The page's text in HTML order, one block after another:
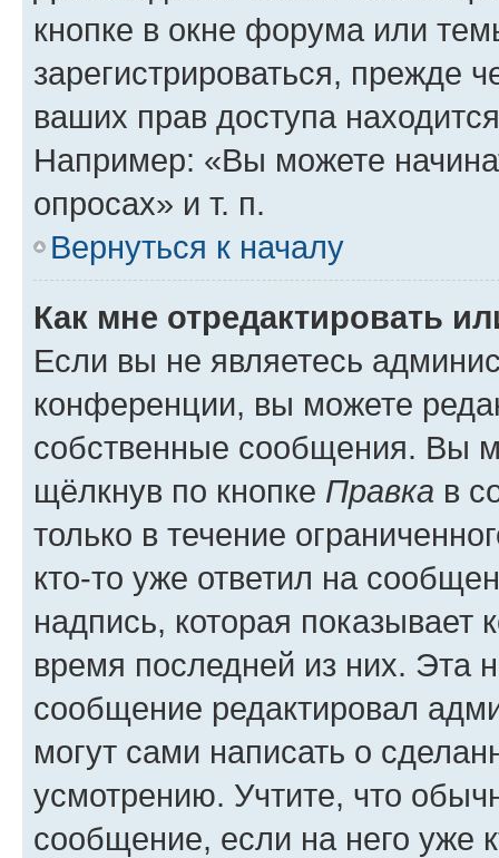
кнопке в окне форума или
зарегистрироваться, прежде
ваших прав доступа
Например: «Вы можете
опросах» и т. п.
Вернуться к началу
Как мне отредактировать
Если вы не являетесь
конференции, вы можете
собственные сообщения. Вы
щёлкнув по кнопке Правка в
только в течение
кто-то уже ответил на
надпись, которая показывает
время последней из них. Эта
сообщение редактировал
могут сами написать о
усмотрению. Учтите, что
сообщение, если на него уже